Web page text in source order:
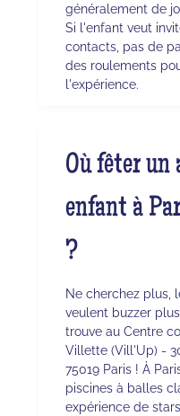
généralement de
Si l'enfant veut
contacts, pas de
des roulements
l'expérience.
Où fêter un
enfant à
?
Ne cherchez plus,
veulent buzzer
trouve au Centre
Villette (Vill'Up) -
75019 Paris ! À
piscines à balles
expérience de